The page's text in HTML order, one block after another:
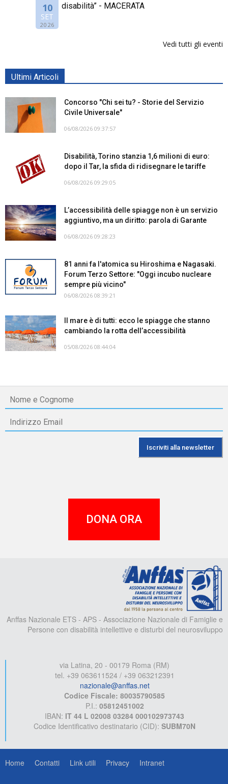
10
SET
2026
disabilità” - MACERATA
Vedi tutti gli eventi
Ultimi Articoli
Concorso "Chi sei tu? - Storie del Servizio
Civile Universale"
06/08/2026 09:37:57
Disabilità, Torino stanzia 1,6 milioni di euro:
dopo il Tar, la sfida di ridisegnare le tariffe
06/08/2026 09:29:05
L’accessibilità delle spiagge non è un servizio
aggiuntivo, ma un diritto: parola di Garante
06/08/2026 09:28:23
81 anni fa l'atomica su Hiroshima e Nagasaki.
Forum Terzo Settore: "Oggi incubo nucleare
sempre più vicino"
06/08/2026 08:39:21
Il mare è di tutti: ecco le spiagge che stanno
cambiando la rotta dell’accessibilità
05/08/2026 08:44:04
DONA ORA
Anffas Nazionale ETS - APS - Associazione Nazionale di Famiglie e
Persone con disabilità intellettive e disturbi del neurosviluppo
via Latina, 20 - 00179 Roma (RM)
tel. +39 063611524 / +39 063212391
nazionale@anffas.net
Codice Fiscale: 80035790585
P.I.: 05812451002
IBAN: IT 44 L 02008 03284 000102973743
Codice Identificativo destinatario (CID): SUBM70N
Home Contatti Link utili Privacy Intranet